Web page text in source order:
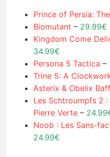
Prince of Persia:
Biomutant – 29.99€
Kingdom Come
34.99€
Persona 5 Tactica –
Trine 5: A
Asterix & Obelix
Les Schtroumpfs 2
Pierre Verte –
Noob : Les Sans-
24.99€